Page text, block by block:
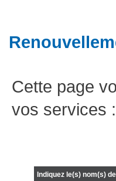
Cette page
vos services
Indiquez le(s) nom(s)